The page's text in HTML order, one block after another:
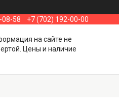
08-58 +7 (702) 192-00-00
на сайте не
Цены и наличие